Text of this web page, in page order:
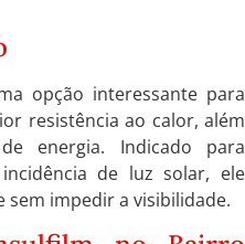
opção interessante para
resistência ao calor, além
energia. Indicado para
de luz solar, ele
sem impedir a visibilidade.